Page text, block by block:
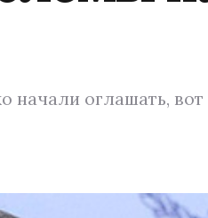
начали оглашать, вот